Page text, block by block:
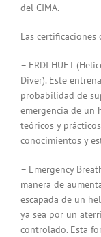
del CIMA.
Las
– ERDI HUET
Diver). Este
probabilidad de
emergencia de un
teóricos y
conocimientos y
– Emergency
manera de
escapada de un
ya sea por un
controlado. Esta